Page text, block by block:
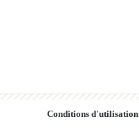
Conditions d'utilisation